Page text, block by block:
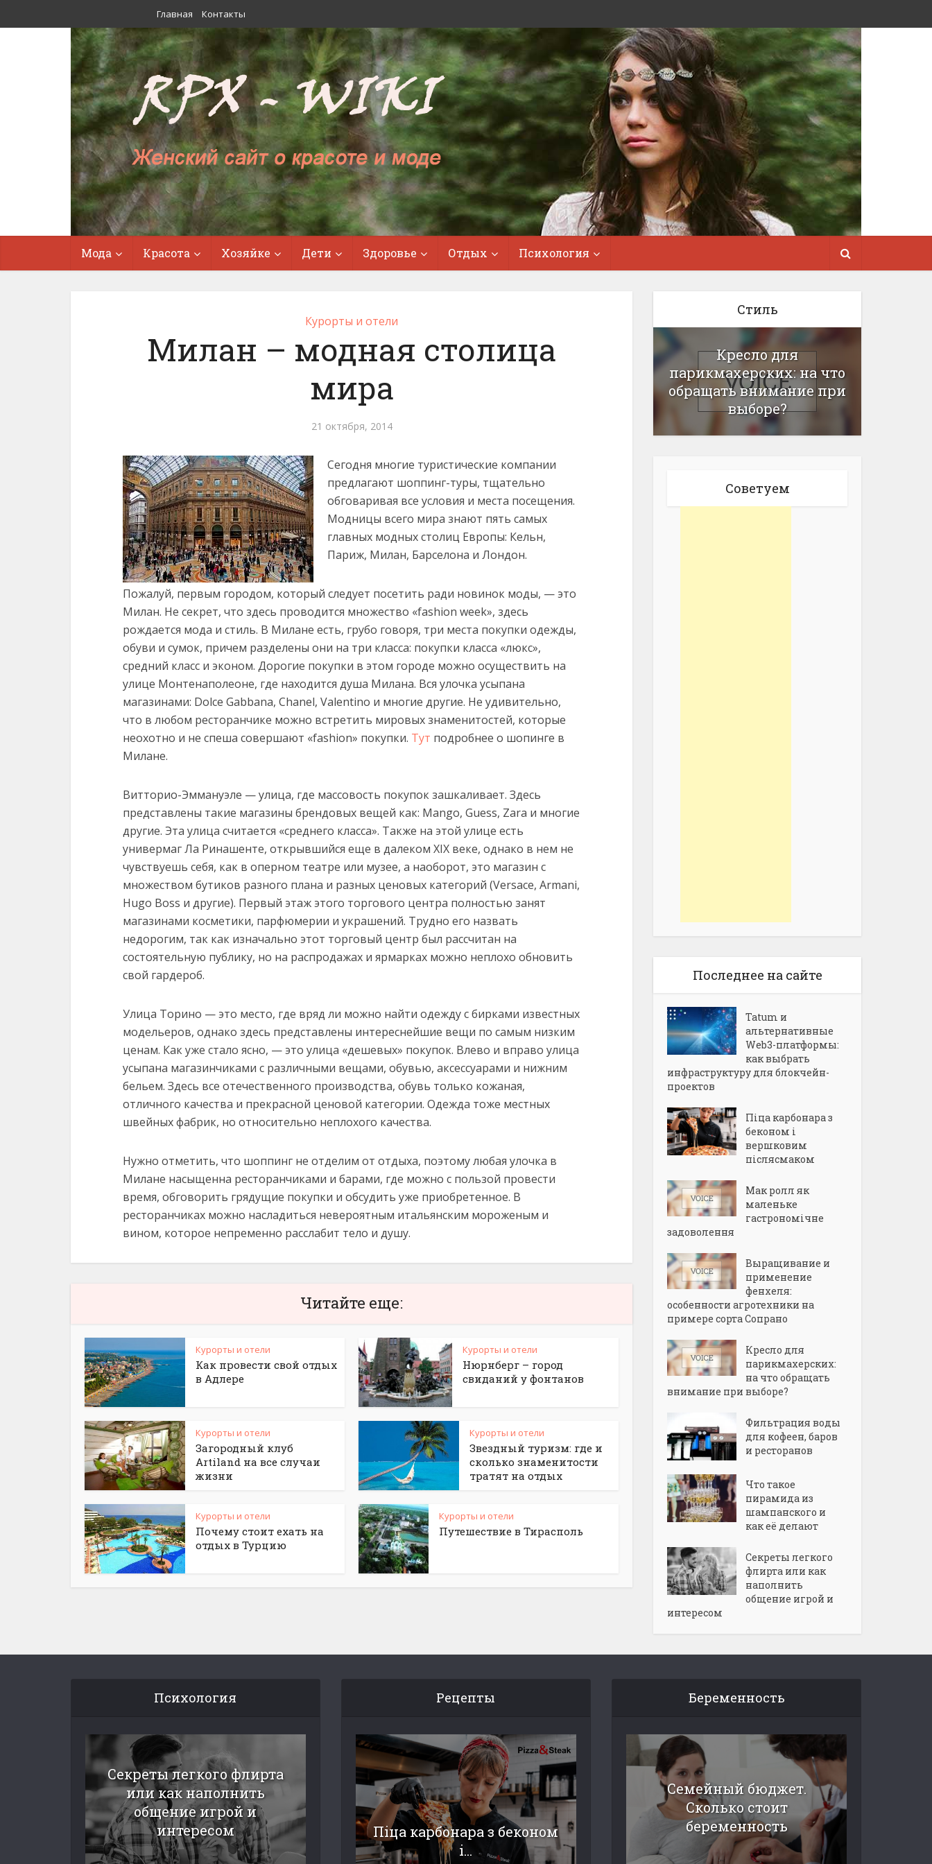
Главная Контакты
Мода Красота Хозяйке Дети Здоровье Отдых Психология
Курорты и отели
Милан – модная столица
мира
21 октября, 2014
Сегодня многие туристические компании
предлагают шоппинг-туры, тщательно
обговаривая все условия и места посещения.
Модницы всего мира знают пять самых
главных модных столиц Европы: Кельн,
Париж, Милан, Барселона и Лондон.
Пожалуй, первым городом, который следует посетить ради новинок моды, — это
Милан. Не секрет, что здесь проводится множество «fashion week», здесь
рождается мода и стиль. В Милане есть, грубо говоря, три места покупки одежды,
обуви и сумок, причем разделены они на три класса: покупки класса «люкс»,
средний класс и эконом. Дорогие покупки в этом городе можно осуществить на
улице Монтенаполеоне, где находится душа Милана. Вся улочка усыпана
магазинами: Dolce Gabbana, Chanel, Valentino и многие другие. Не удивительно,
что в любом ресторанчике можно встретить мировых знаменитостей, которые
неохотно и не спеша совершают «fashion» покупки. Тут подробнее о шопинге в
Милане.
Витторио-Эммануэле — улица, где массовость покупок зашкаливает. Здесь
представлены такие магазины брендовых вещей как: Mango, Guess, Zara и многие
другие. Эта улица считается «среднего класса». Также на этой улице есть
универмаг Ла Ринашенте, открывшийся еще в далеком XIX веке, однако в нем не
чувствуешь себя, как в оперном театре или музее, а наоборот, это магазин с
множеством бутиков разного плана и разных ценовых категорий (Versace, Armani,
Hugo Boss и другие). Первый этаж этого торгового центра полностью занят
магазинами косметики, парфюмерии и украшений. Трудно его назвать
недорогим, так как изначально этот торговый центр был рассчитан на
состоятельную публику, но на распродажах и ярмарках можно неплохо обновить
свой гардероб.
Улица Торино — это место, где вряд ли можно найти одежду с бирками известных
модельеров, однако здесь представлены интереснейшие вещи по самым низким
ценам. Как уже стало ясно, — это улица «дешевых» покупок. Влево и вправо улица
усыпана магазинчиками с различными вещами, обувью, аксессуарами и нижним
бельем. Здесь все отечественного производства, обувь только кожаная,
отличного качества и прекрасной ценовой категории. Одежда тоже местных
швейных фабрик, но относительно неплохого качества.
Нужно отметить, что шоппинг не отделим от отдыха, поэтому любая улочка в
Милане насыщенна ресторанчиками и барами, где можно с пользой провести
время, обговорить грядущие покупки и обсудить уже приобретенное. В
ресторанчиках можно насладиться невероятным итальянским мороженым и
вином, которое непременно расслабит тело и душу.
Читайте еще:
Курорты и отели
Как провести свой отдых
в Адлере
Курорты и отели
Нюрнберг – город
свиданий у фонтанов
Курорты и отели
Загородный клуб
Artiland на все случаи
жизни
Курорты и отели
Звездный туризм: где и
сколько знаменитости
тратят на отдых
Курорты и отели
Почему стоит ехать на
отдых в Турцию
Курорты и отели
Путешествие в Тирасполь
Стиль
Кресло для
парикмахерских: на что
обращать внимание при
выборе?
Советуем
Последнее на сайте
Tatum и
альтернативные
Web3-платформы:
как выбрать
инфраструктуру для блокчейн-
проектов
Піца карбонара з
беконом і
вершковим
післясмаком
Мак ролл як
маленьке
гастрономічне
задоволення
Выращивание и
применение
фенхеля:
особенности агротехники на
примере сорта Сопрано
Кресло для
парикмахерских:
на что обращать
внимание при выборе?
Фильтрация воды
для кофеен, баров
и ресторанов
Что такое
пирамида из
шампанского и
как её делают
Секреты легкого
флирта или как
наполнить
общение игрой и
интересом
Психология
Секреты легкого флирта
или как наполнить
общение игрой и
интересом
Рецепты
Піца карбонара з беконом
і...
Беременность
Семейный бюджет.
Сколько стоит
беременность